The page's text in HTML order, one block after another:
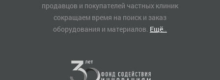
продавцов и покупателей частных клиник
сокращаем время на поиск и заказ
оборудования и материалов. Ещё..